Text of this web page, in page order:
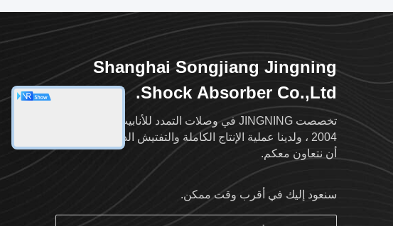
Shanghai Songjiang Jingning
Shock Absorber Co.,Ltd.
تخصصت JINGNING في وصلات التمدد للأنابيب منذ عام
2004 ، ولدينا عملية الإنتاج الكاملة والتفتيش الدقيق ، ونأمل
أن نتعاون معكم.
سنعود إليك في أقرب وقت ممكن.